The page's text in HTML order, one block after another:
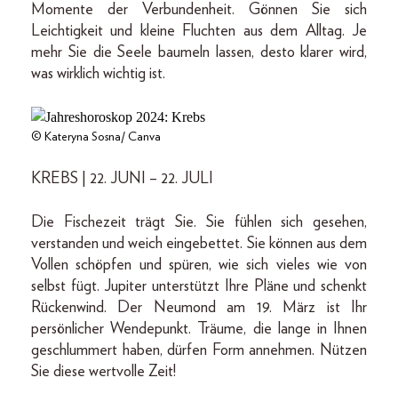
Momente der Verbundenheit. Gönnen Sie sich
Leichtigkeit und kleine Fluchten aus dem Alltag. Je
mehr Sie die Seele baumeln lassen, desto klarer wird,
was wirklich wichtig ist.
© Kateryna Sosna/ Canva
KREBS | 22. JUNI – 22. JULI
Die Fischezeit trägt Sie. Sie fühlen sich gesehen,
verstanden und weich eingebettet. Sie können aus dem
Vollen schöpfen und spüren, wie sich vieles wie von
selbst fügt. Jupiter unterstützt Ihre Pläne und schenkt
Rückenwind. Der Neumond am 19. März ist Ihr
persönlicher Wendepunkt. Träume, die lange in Ihnen
geschlummert haben, dürfen Form annehmen. Nützen
Sie diese wertvolle Zeit!